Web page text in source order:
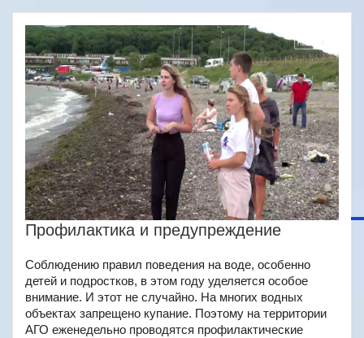
Профилактика и предупреждение
Соблюдению правил поведения на воде, особенно
детей и подростков, в этом году уделяется особое
внимание. И этот не случайно. На многих водных
объектах запрещено купание. Поэтому на территории
АГО еженедельно проводятся профилактические